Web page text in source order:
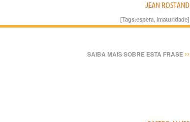
JEAN ROSTAND
[Tags:espera,imaturidade]
SAIBA MAIS SOBRE ESTA FRASE ››